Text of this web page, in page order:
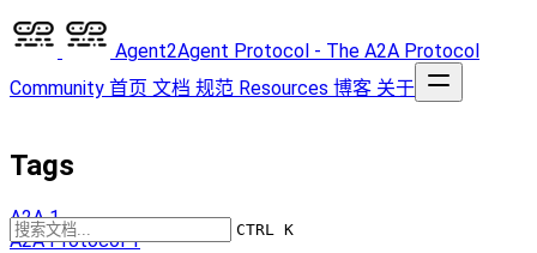
Agent2Agent Protocol - The A2A Protocol
Community 首页 文档 规范 Resources 博客 关于
CTRL K
Tags
A2A1
A2A Protocol1